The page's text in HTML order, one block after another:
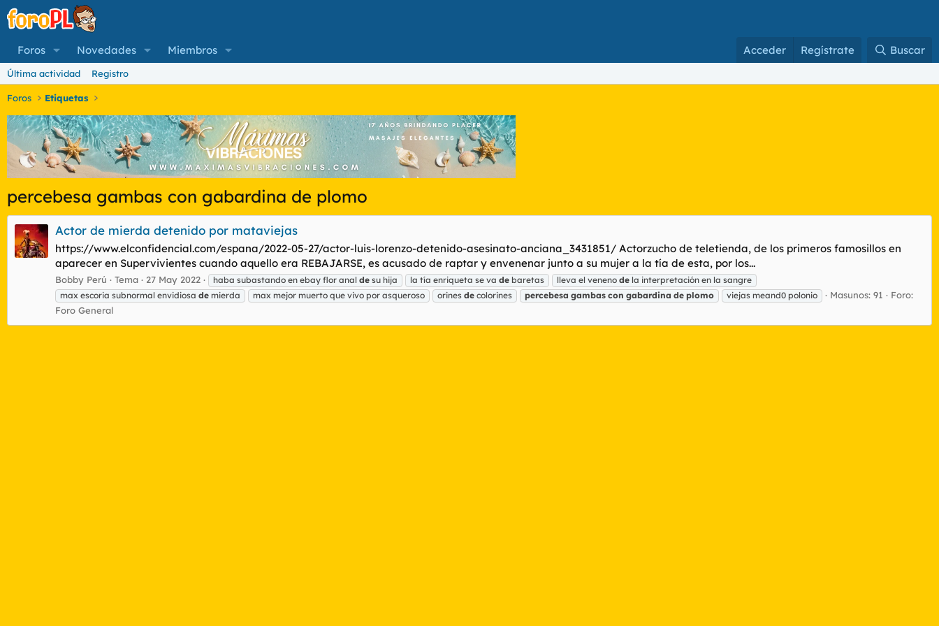
Foros Novedades Miembros Acceder Regístrate Buscar
Última actividad Registro
Foros Etiquetas
percebesa gambas con gabardina de plomo
Actor de mierda detenido por mataviejas
https://www.elconfidencial.com/espana/2022-05-27/actor-luis-lorenzo-detenido-asesinato-anciana_3431851/ Actorzucho de teletienda, de los primeros famosillos en
aparecer en Supervivientes cuando aquello era REBAJARSE, es acusado de raptar y envenenar junto a su mujer a la tía de esta, por los...
Bobby Perú Tema 27 May 2022 haba subastando en ebay flor anal de su hija la tía enriqueta se va de baretas lleva el veneno de la interpretación en la sangre
max escoria subnormal envidiosa de mierda max mejor muerto que vivo por asqueroso orines de colorines percebesa gambas con gabardina de plomo viejas meand0 polonio Masunos: 91
Foro:
Foro General